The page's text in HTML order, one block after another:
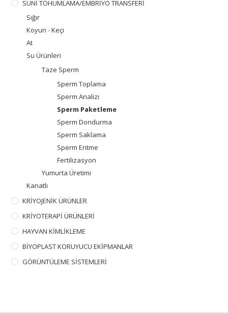
SUNİ TOHUMLAMA/EMBRİYO TRANSFERİ
Sığır
Koyun - Keçi
At
Su Ürünleri
Taze Sperm
Sperm Toplama
Sperm Analizi
Sperm Paketleme
Sperm Dondurma
Sperm Saklama
Sperm Eritme
Fertilizasyon
Yumurta Üretimi
Kanatlı
KRİYOJENİK ÜRÜNLER
KRİYOTERAPİ ÜRÜNLERİ
HAYVAN KİMLİKLEME
BİYOPLAST KORUYUCU EKİPMANLAR
GÖRÜNTÜLEME SİSTEMLERİ